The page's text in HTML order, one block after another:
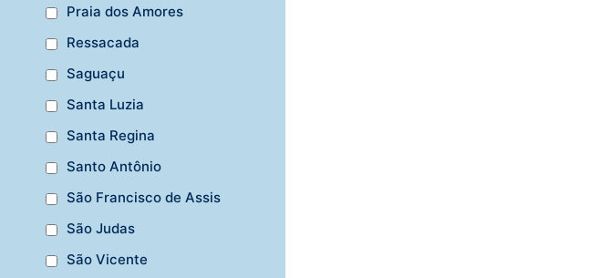
Praia dos Amores
Ressacada
Saguaçu
Santa Luzia
Santa Regina
Santo Antônio
São Francisco de Assis
São Judas
São Vicente